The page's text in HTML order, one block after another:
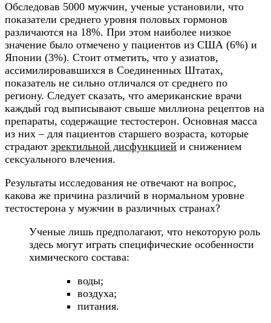
Обследовав 5000 мужчин, ученые установили, что
показатели среднего уровня половых гормонов
различаются на 18%. При этом наиболее низкое
значение было отмечено у пациентов из США (6%) и
Японии (3%). Стоит отметить, что у азиатов,
ассимилировавшихся в Соединенных Штатах,
показатель не сильно отличался от среднего по
региону. Следует сказать, что американские врачи
каждый год выписывают свыше миллиона рецептов на
препараты, содержащие тестостерон. Основная масса
из них – для пациентов старшего возраста, которые
страдают эректильной дисфункцией и снижением
сексуального влечения.
Результаты исследования не отвечают на вопрос,
какова же причина различий в нормальном уровне
тестостерона у мужчин в различных странах?
Ученые лишь предполагают, что некоторую роль
здесь могут играть специфические особенности
химического состава:
воды;
воздуха;
питания.